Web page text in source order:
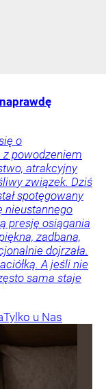
o
z powodzeniem
atrakcyjny
związek. Dziś
spotęgowany
nieustannego
presję osiągania
zadbana,
dojrzała.
A jeśli nie
sama staje
Tylko u Nas